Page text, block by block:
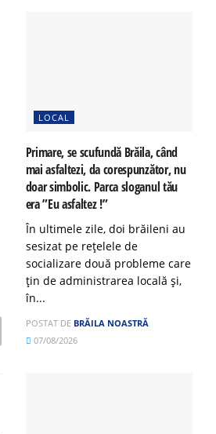
LOCAL
Primare, se scufundă Brăila, când
mai asfaltezi, da corespunzător, nu
doar simbolic. Parca sloganul tău
era ”Eu asfaltez !”
În ultimele zile, doi brăileni au
sesizat pe rețelele de
socializare două probleme care
țin de administrarea locală și,
în...
POSTAT DE BRĂILA NOASTRĂ
07/08/2026